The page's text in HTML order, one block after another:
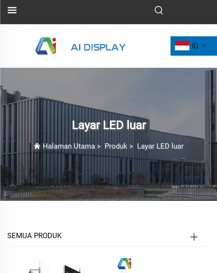
ID
Layar LED luar
Halaman Utama > Produk > Layar LED luar
SEMUA PRODUK